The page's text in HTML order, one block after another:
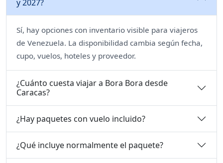
y 2027?
Sí, hay opciones con inventario visible para viajeros
de Venezuela. La disponibilidad cambia según fecha,
cupo, vuelos, hoteles y proveedor.
¿Cuánto cuesta viajar a Bora Bora desde
Caracas?
¿Hay paquetes con vuelo incluido?
¿Qué incluye normalmente el paquete?